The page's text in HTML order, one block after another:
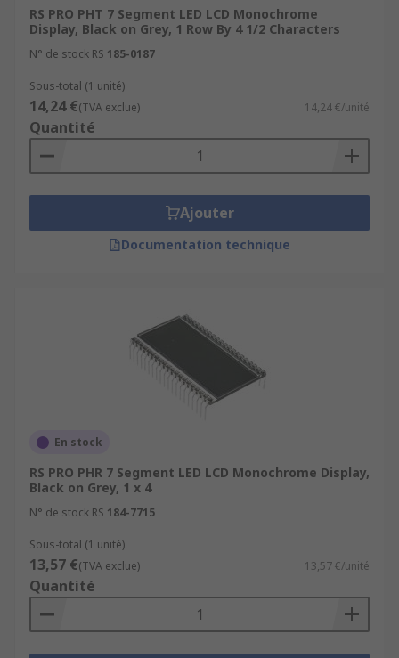
LCD monochrome displays are compact, energy
efficient, have a low electrical power
consumption and are easy to fit to your PCB
You can choose from a range of sizes and styles,
including by how many rows or characters your
display will show. Look out for designs that
produce their own light with built-in LED (light
emitting diode) backlights so that no extra
is required.
RS PRO PHT 7 Segment LED LCD Monochrome
Display, Black on Grey, 1 Row By 4 1/2 Characters
N° de stock RS 185-0187
Sous-total (1 unité)
14,24 €(TVA exclue) 14,24 €/unité
Quantité
Ajouter
Documentation technique
En stock
RS PRO PHR 7 Segment LED LCD Monochrome Display,
Black on Grey, 1 x 4
N° de stock RS 184-7715
Sous-total (1 unité)
13,57 €(TVA exclue) 13,57 €/unité
Quantité